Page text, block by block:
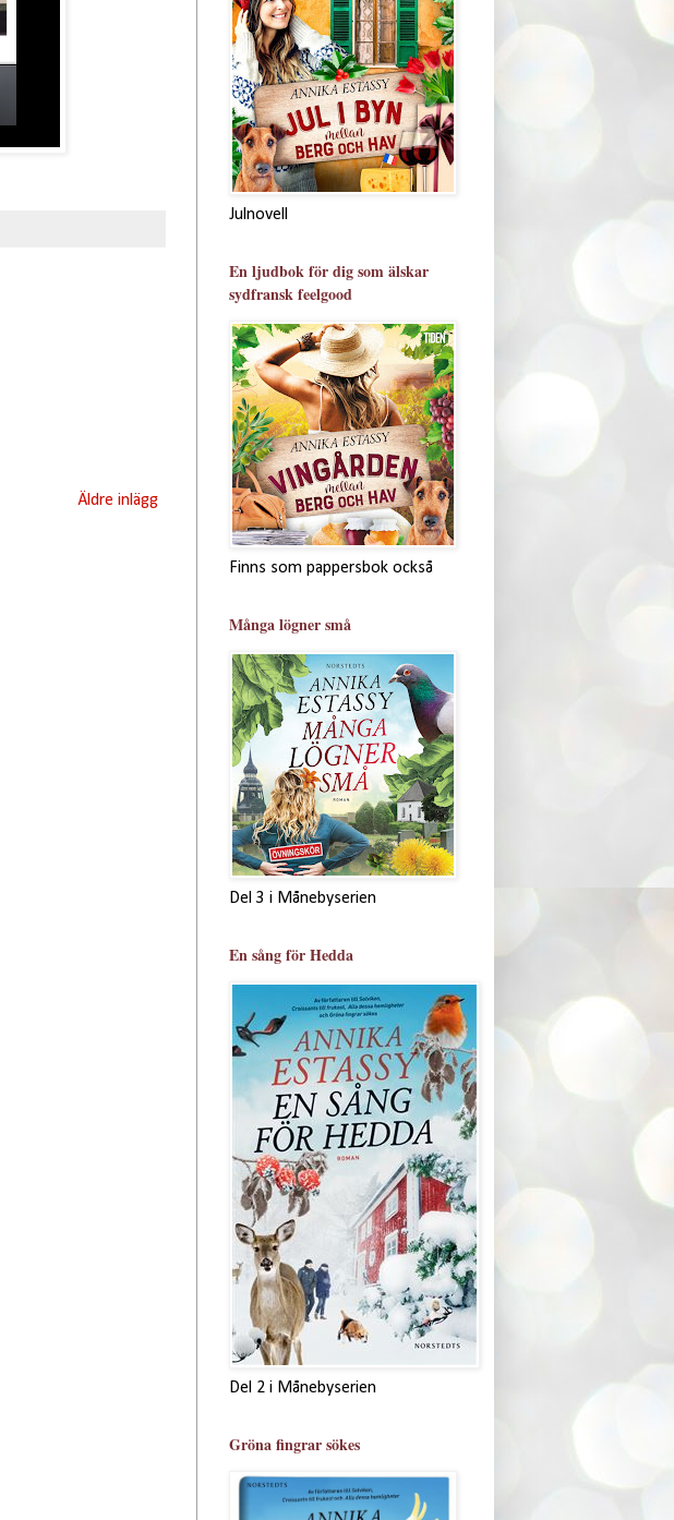
Äldre inlägg
Julnovell
En ljudbok för dig som älskar
sydfransk feelgood
Finns som pappersbok också
Många lögner små
Del 3 i Månebyserien
En sång för Hedda
Del 2 i Månebyserien
Gröna fingrar sökes